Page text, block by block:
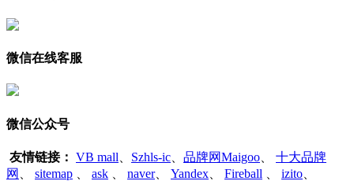
微信在线客服
微信公众号
友情链接： VB mall Szhls-ic 品牌网Maigoo
十大品牌
网
sitemap ask naver、 Yandex Fireball izito